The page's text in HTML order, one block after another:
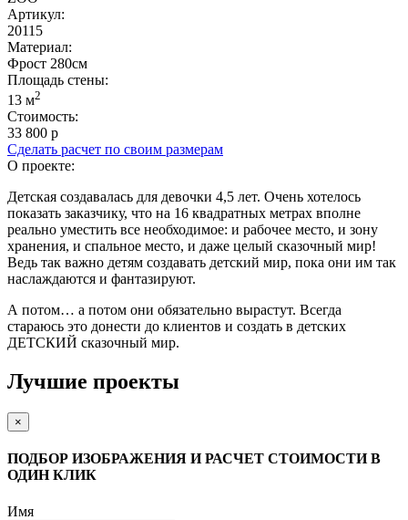
Артикул:
20115
Материал:
Фрост 280см
Площадь cтены:
13 м2
Стоимость:
33 800 р
Сделать расчет по своим размерам
О проекте:
Детская создавалась для девочки 4,5 лет. Очень хотелось
показать заказчику, что на 16 квадратных метрах вполне
реально уместить все необходимое: и рабочее место, и зону
хранения, и спальное место, и даже целый сказочный мир!
Ведь так важно детям создавать детский мир, пока они им так
наслаждаются и фантазируют.
А потом… а потом они обязательно вырастут. Всегда
стараюсь это донести до клиентов и создать в детских
ДЕТСКИЙ сказочный мир.
Лучшие проекты
×
ПОДБОР ИЗОБРАЖЕНИЯ И РАСЧЕТ СТОИМОСТИ В
ОДИН КЛИК
Имя